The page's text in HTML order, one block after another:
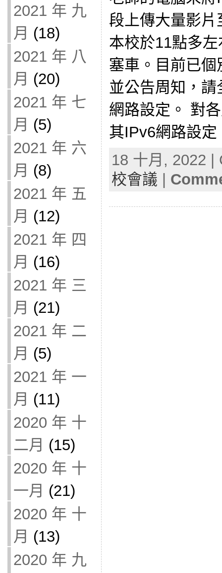
2021 年 九
月 (18)
2021 年 八
月 (20)
2021 年 七
月 (5)
2021 年 六
月 (8)
2021 年 五
月 (12)
2021 年 四
月 (16)
2021 年 三
月 (21)
2021 年 二
月 (5)
2021 年 一
月 (11)
2020 年 十
二月 (15)
2020 年 十
一月 (21)
2020 年 十
月 (13)
2020 年 九
段上傳大量影片
本校於11點多
塞車。目前已
並公告周知，
網路設定。 對
其IPv6網路設
18 十月, 2022
校會議